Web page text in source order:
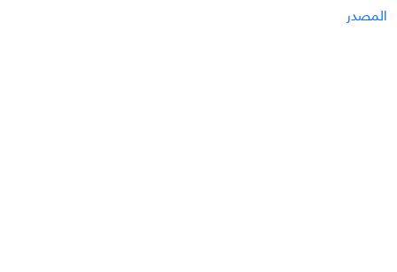
المصدر